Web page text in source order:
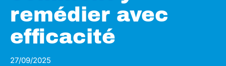
remédier avec
efficacité
27/09/2025